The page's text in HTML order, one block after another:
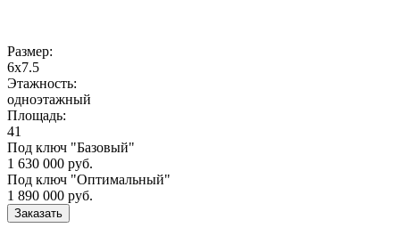
Размер:
6х7.5
Этажность:
одноэтажный
Площадь:
41
Под ключ "Базовый"
1 630 000 руб.
Под ключ "Оптимальный"
1 890 000 руб.
Заказать